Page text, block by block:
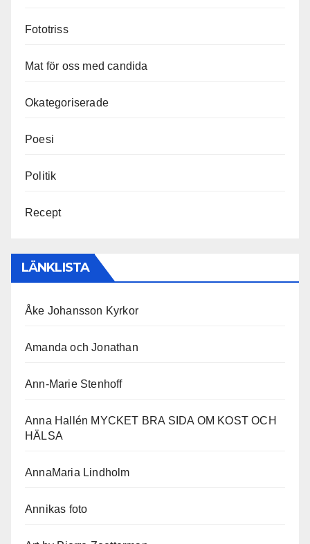
Fototriss
Mat för oss med candida
Okategoriserade
Poesi
Politik
Recept
LÄNKLISTA
Åke Johansson Kyrkor
Amanda och Jonathan
Ann-Marie Stenhoff
Anna Hallén MYCKET BRA SIDA OM KOST OCH
HÄLSA
AnnaMaria Lindholm
Annikas foto